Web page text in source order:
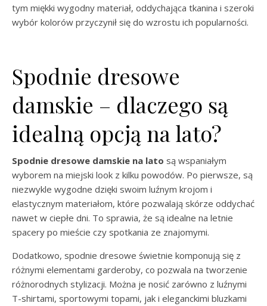
tym miękki wygodny materiał, oddychająca tkanina i szeroki
wybór kolorów przyczynił się do wzrostu ich popularności.
Spodnie dresowe
damskie – dlaczego są
idealną opcją na lato?
Spodnie dresowe damskie na lato są wspaniałym
wyborem na miejski look z kilku powodów. Po pierwsze, są
niezwykle wygodne dzięki swoim luźnym krojom i
elastycznym materiałom, które pozwalają skórze oddychać
nawet w ciepłe dni. To sprawia, że są idealne na letnie
spacery po mieście czy spotkania ze znajomymi.
Dodatkowo, spodnie dresowe świetnie komponują się z
różnymi elementami garderoby, co pozwala na tworzenie
różnorodnych stylizacji. Można je nosić zarówno z luźnymi
T-shirtami, sportowymi topami, jak i eleganckimi bluzkami